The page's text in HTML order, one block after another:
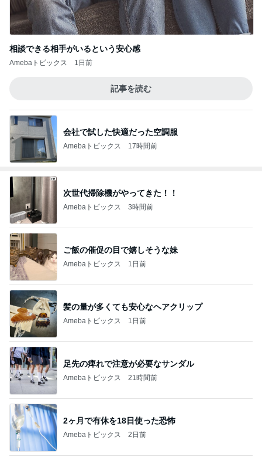
相談できる相手がいるという安心感
Amebaトピックス 1日前
記事を読む
会社で試した快適だった空調服
Amebaトピックス 17時間前
次世代掃除機がやってきた！！
Amebaトピックス 3時間前
ご飯の催促の目で嬉しそうな妹
Amebaトピックス 1日前
髪の量が多くても安心なヘアクリップ
Amebaトピックス 1日前
足先の痺れで注意が必要なサンダル
Amebaトピックス 21時間前
2ヶ月で有休を18日使った恐怖
Amebaトピックス 2日前